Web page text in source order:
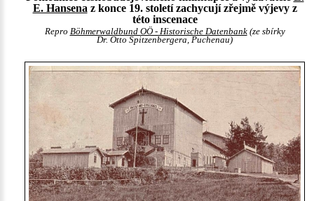
E. Hansena z konce 19. století zachycují zřejmě výjevy z
této inscenace
Repro Böhmerwaldbund OÖ - Historische Datenbank(ze sbírky
Dr. Otto Spitzenbergera, Puchenau)